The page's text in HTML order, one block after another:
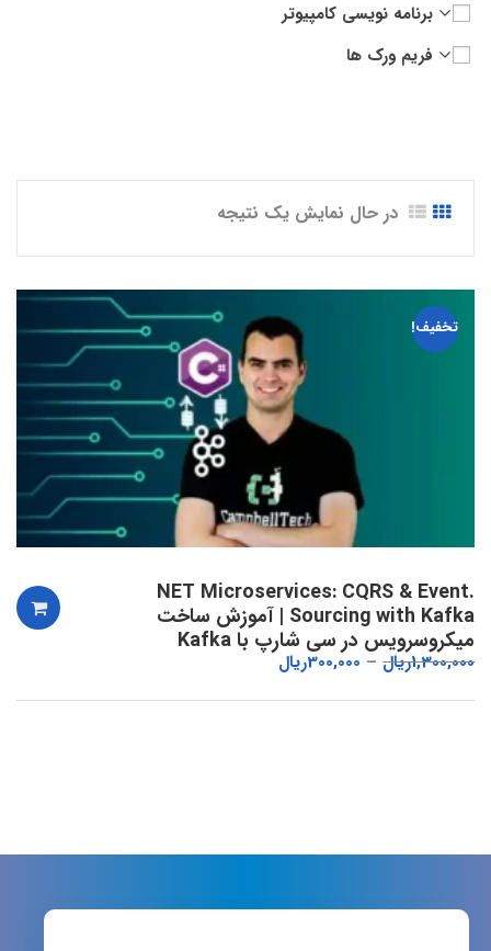
در حال نمایش یک نتیجه
تخفیف!
.NET Microservices: CQRS & Event
Sourcing with Kafka | آموزش ساخت
میکروسرویس در سی شارپ با Kafka
1,300,000ریال 300,000ریال
برنامه نویسی کامپیوتر
فریم ورک ها